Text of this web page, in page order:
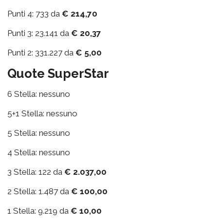
Punti 4: 733 da € 214,70
Punti 3: 23.141 da € 20,37
Punti 2: 331.227 da € 5,00
Quote SuperStar
6 Stella: nessuno
5+1 Stella: nessuno
5 Stella: nessuno
4 Stella: nessuno
3 Stella: 122 da € 2.037,00
2 Stella: 1.487 da € 100,00
1 Stella: 9.219 da € 10,00